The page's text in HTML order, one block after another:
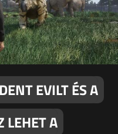
EVILT ÉS A
LEHET A